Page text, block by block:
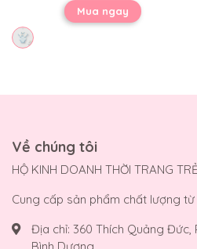
Mua ngay
Về chúng tôi
HỘ KINH DOANH THỜI TRANG
Cung cấp sản phẩm chất lượng
Địa chỉ: 360 Thích Quảng Đức,